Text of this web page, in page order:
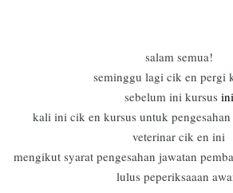
salam semua!
seminggu lagi cik en pergi
sebelum ini kursus ini
kali ini cik en kursus untuk
veterinar cik en ini
mengikut syarat pengesahan jawatan
lulus peperiksaaan